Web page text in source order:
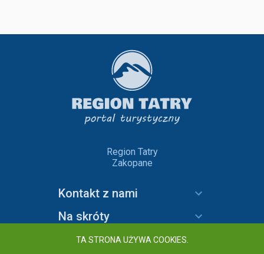
Region Tatry
Zakopane
Kontakt z nami
Na skróty
Informacje
TA STRONA UŻYWA COOKIES.